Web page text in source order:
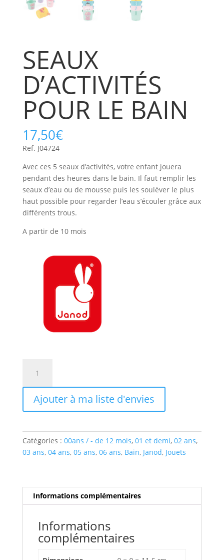
SEAUX
D’ACTIVITÉS
POUR LE BAIN
17,50€
Ref. J04724
Avec ces 5 seaux d’activités, votre enfant jouera
pendant des heures dans le bain. Il faut remplir les
seaux d’eau ou de mousse puis les soulèver le plus
haut possible pour regarder l’eau s’écouler grâce aux
différents trous.
A partir de 10 mois
SEAUX
D'ACTIVITÉS
POUR
BAIN
Ajouter à ma liste d'envies
Catégories : 00ans / - de 12 mois, 01 et demi, 02 ans,
03 ans, 04 ans, 05 ans, 06 ans, Bain, Janod, Jouets
Informations complémentaires
Informations
complémentaires